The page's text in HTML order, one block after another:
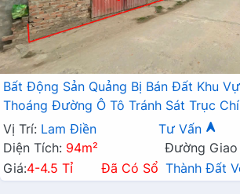
Bất Động Sản Quảng Bị Bán Đất Khu
Thoáng Đường Ô Tô Tránh Sát Trục
Liên Xã
Vị Trí: Lam Điền Tư Vấn
Diện Tích: 94m²
Đường Giao
Giá:4-4.5 Tỉ Đã Có Sổ Thành Đất